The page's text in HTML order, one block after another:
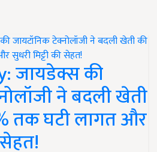
जायडेक्स की
ने बदली खेती
तक घटी लागत और
सेहत!